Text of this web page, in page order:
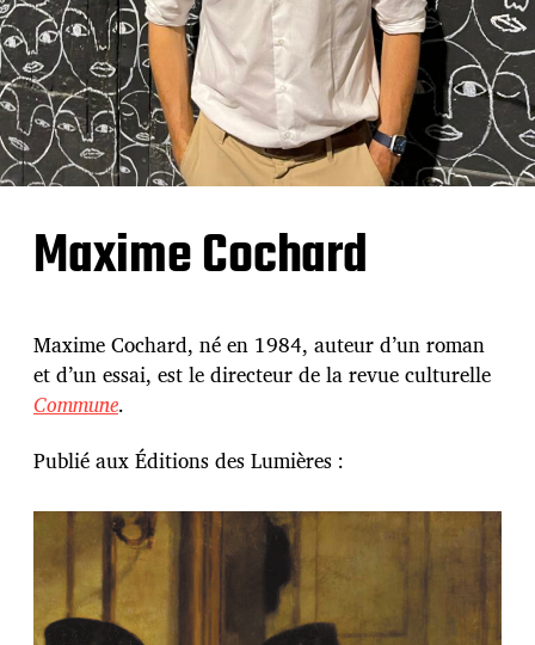
Maxime Cochard
Maxime Cochard, né en 1984, auteur d’un roman
et d’un essai, est le directeur de la revue culturelle
Commune.
Publié aux Éditions des Lumières :